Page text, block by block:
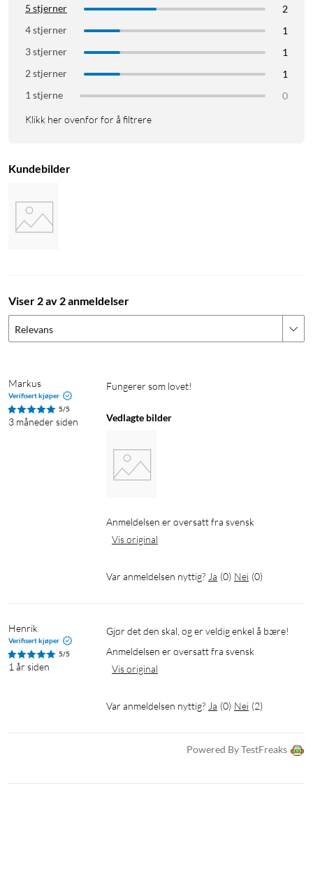
5 stjerner
2
4 stjerner
1
3 stjerner
1
2 stjerner
1
1 stjerne
0
Klikk her ovenfor for å filtrere
Kundebilder
Viser 2 av 2 anmeldelser
Relevans
Markus
Verifisert kjøper
5/5
3 måneder siden
Fungerer som lovet!
Vedlagte bilder
Anmeldelsen er oversatt fra svensk
Vis original
Var anmeldelsen nyttig? Ja (0) Nei (0)
Henrik
Verifisert kjøper
5/5
1 år siden
Gjør det den skal, og er veldig enkel å bære!
Anmeldelsen er oversatt fra svensk
Vis original
Var anmeldelsen nyttig? Ja (0) Nei (2)
Powered By TestFreaks